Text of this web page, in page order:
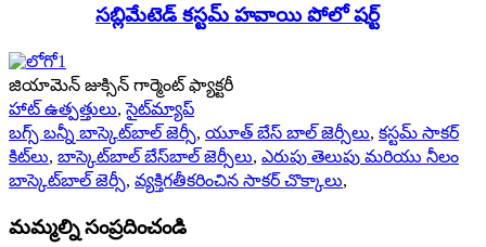
సబ్లిమేటెడ్ కస్టమ్ హవాయి పోలో షర్ట్
జియామెన్ జుక్సిన్ గార్మెంట్ ఫ్యాక్టరీ
హాట్ ఉత్పత్తులు,సైట్‌మ్యాప్
బగ్స్ బన్నీ బాస్కెట్‌బాల్ జెర్సీ, యూత్ బేస్ బాల్ జెర్సీలు, కస్టమ్ సాకర్
కిట్‌లు, బాస్కెట్‌బాల్ బేస్‌బాల్ జెర్సీలు, ఎరుపు తెలుపు మరియు నీలం
బాస్కెట్‌బాల్ జెర్సీ, వ్యక్తిగతీకరించిన సాకర్ చొక్కాలు,
మమ్మల్ని సంప్రదించండి